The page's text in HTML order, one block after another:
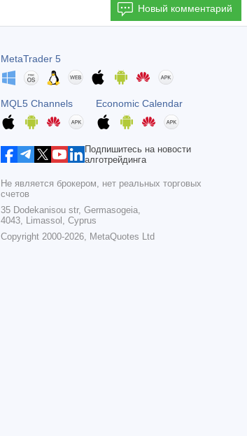
Новый комментарий
MetaTrader 5
MQL5 Channels Economic Calendar
Подпишитесь на новости
алготрейдинга
Не является брокером, нет реальных торговых
счетов
35 Dodekanisou str, Germasogeia,
4043, Limassol, Cyprus
Copyright 2000-2026, MetaQuotes Ltd